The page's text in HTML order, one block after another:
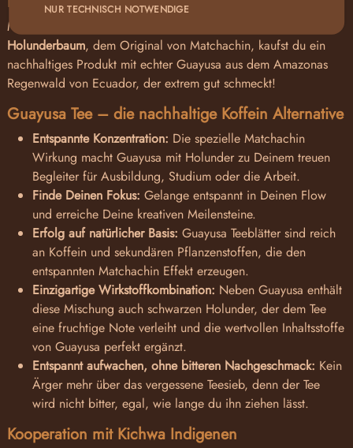
Mit unserem
Holunderbaum, dem Original von Matchachin, kaufst du ein
nachhaltiges Produkt mit echter Guayusa aus dem Amazonas
Regenwald von Ecuador, der extrem gut schmeckt!
Guayusa Tee – die nachhaltige Koffein Alternative
Entspannte Konzentration: Die spezielle Matchachin
Wirkung macht Guayusa mit Holunder zu Deinem treuen
Begleiter für Ausbildung, Studium oder die Arbeit.
Finde Deinen Fokus: Gelange entspannt in Deinen Flow
und erreiche Deine kreativen Meilensteine.
Erfolg auf natürlicher Basis: Guayusa Teeblätter sind reich
an Koffein und sekundären Pflanzenstoffen, die den
entspannten Matchachin Effekt erzeugen.
Einzigartige Wirkstoffkombination: Neben Guayusa enthält
diese Mischung auch schwarzen Holunder, der dem Tee
eine fruchtige Note verleiht und die wertvollen Inhaltsstoffe
von Guayusa perfekt ergänzt.
Entspannt aufwachen, ohne bitteren Nachgeschmack: Kein
Ärger mehr über das vergessene Teesieb, denn der Tee
wird nicht bitter, egal, wie lange du ihn ziehen lässt.
Kooperation mit Kichwa Indigenen
NUR TECHNISCH NOTWENDIGE